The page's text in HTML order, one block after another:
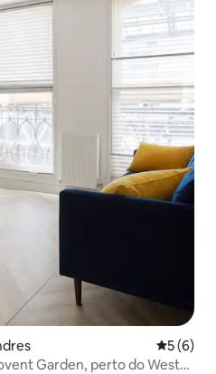
5 de
5 (6)
Garden, perto do West